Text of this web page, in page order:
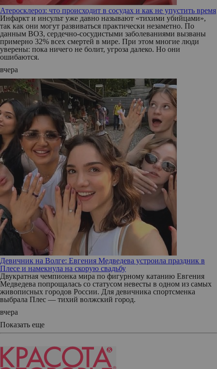
Атеросклероз: что происходит в сосудах и как не упустить время
Инфаркт и инсульт уже давно называют «тихими убийцами»,
так как они могут развиваться практически незаметно. По
данным ВОЗ, сердечно-сосудистыми заболеваниями вызваны
примерно 32% всех смертей в мире. При этом многие люди
уверены: пока ничего не болит, угроза далеко. Но они
ошибаются.
вчера
Девичник на Волге: Евгения Медведева устроила праздник в
Плесе и намекнула на скорую свадьбу
Двукратная чемпионка мира по фигурному катанию Евгения
Медведева попрощалась со статусом невесты в одном из самых
живописных городов России. Для девичника спортсменка
выбрала Плес — тихий волжский город.
вчера
Показать еще